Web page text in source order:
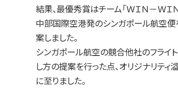
結果、最優秀賞はチーム「ＷＩＮ－ＷＩ
中部国際空港発のシンガポール航空便
案しました。
シンガポール航空の競合他社のフライ
し方の提案を行った点、オリジナリテ
に至りました。